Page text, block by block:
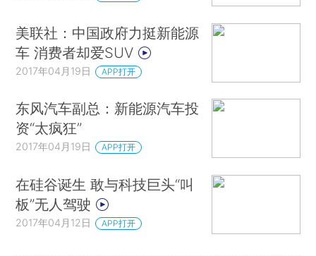
美联社：中国政府力挺新能源
车 消费者却爱SUV
2017年04月19日 APP打开
东风汽车副总：新能源汽车投
资“太疯狂”
2017年04月19日 APP打开
在硅谷诞生 敢与科技巨头“叫
板”无人驾驶
2017年04月12日 APP打开